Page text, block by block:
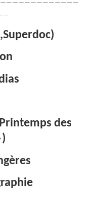
des